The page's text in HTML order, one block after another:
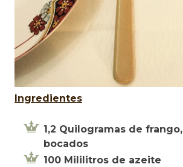
Ingredientes
1,2 Quilogramas de frango,
bocados
100 Mililitros de azeite